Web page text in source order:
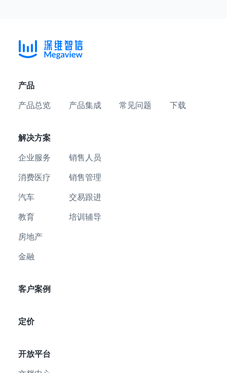
产品
产品总览 产品集成 常见问题 下载
解决方案
企业服务
消费医疗
汽车
教育
房地产
金融
销售人员
销售管理
交易跟进
培训辅导
客户案例
定价
开放平台